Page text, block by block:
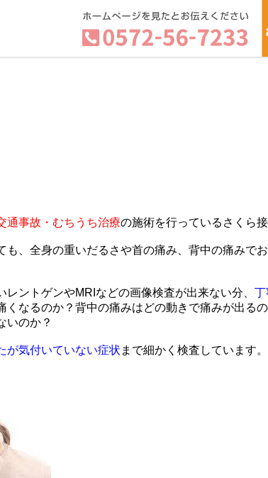
通事故・むちうち治療の施術を行っているさくら接
も、全身の重いだるさや首の痛み、背中の痛みで
ントゲンやMRIなどの画像検査が出来ない分、 丁
くなるのか？背中の痛みはどの動きで痛みが出る
いのか？
が気付いていない症状 まで細かく検査しています。